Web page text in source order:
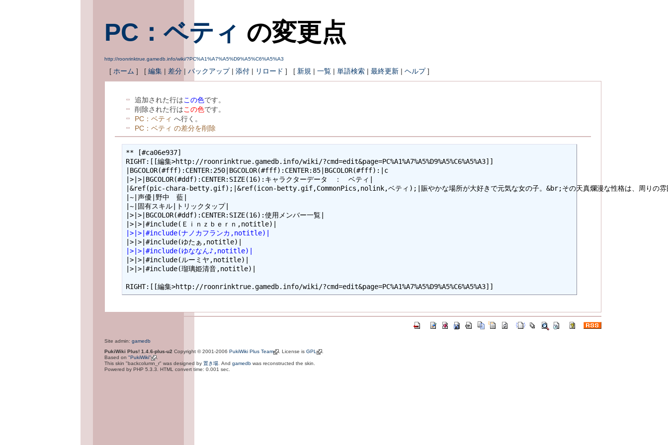
PC：ベティ の変更点
http://roonrinktrue.gamedb.info/wiki/?PC%A1%A7%A5%D9%A5%C6%A5%A3
[ ホーム ] [ 編集 | 差分 | バックアップ| 添付 | リロード ] [ 新規 | 一覧 | 単語検索 | 最終更新 | ヘルプ]
追加された行はこの色です。
削除された行はこの色です。
PC：ベティ へ行く。
PC：ベティ の差分を削除
** [#ca06e937]
RIGHT:[[編集>http://roonrinktrue.gamedb.info/wiki/?cmd=edit&page=PC%A1%A7%A5%D9%A5%C6%A5%A3]]
|BGCOLOR(#fff):CENTER:250|BGCOLOR(#fff):CENTER:85|BGCOLOR(#fff):|c
|>|>|BGCOLOR(#ddf):CENTER:SIZE(16):キャラクターデータ　：　ベティ|
|&ref(pic-chara-betty.gif);|&ref(icon-betty.gif,CommonPics,nolink,ベティ);|賑やかな場所が大好きで元気な女の子。&br;その天真爛漫な性格は、周りの雰囲
|~|声優|野中　藍|
|~|固有スキル|トリックタップ|
|>|>|BGCOLOR(#ddf):CENTER:SIZE(16):使用メンバー一覧|
|>|>|#include(ナノカフランカ,notitle)|
|>|>|#include(ゆななん♪,notitle)|
|>|>|#include(ルーミヤ,notitle)|
|>|>|#include(瑠璃姫清音,notitle)|
Site admin: gamedb
PukiWiki Plus! 1.4.6-plus-u2 Copyright © 2001-2006 PukiWiki Plus Team . License is GPL
Based on "PukiWiki"
This skin "backcolumn_r" was designed by 置き場 . And gamedb was reconstructed the skin.
Powered by PHP 5.3.3. HTML convert time: 0.001 sec.